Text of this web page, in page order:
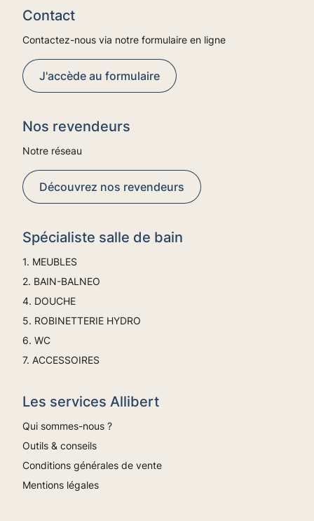
Contact
Contactez-nous via notre formulaire en ligne
J'accède au formulaire
Nos revendeurs
Notre réseau
Découvrez nos revendeurs
Spécialiste salle de bain
1. MEUBLES
2. BAIN-BALNEO
4. DOUCHE
5. ROBINETTERIE HYDRO
6. WC
7. ACCESSOIRES
Les services Allibert
Qui sommes-nous ?
Outils & conseils
Conditions générales de vente
Mentions légales